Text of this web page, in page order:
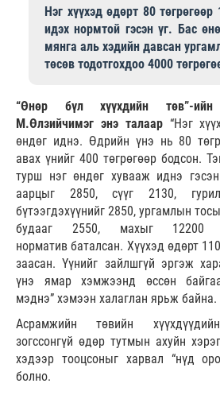
Нэг хүүхэд өдөрт 80
идэх нормтой гэсэн үг. Бас
мянга аль хэдийн давсан
төсөв тодотгохдоо 4000
“Өнөр бүл хүүхдийн төв”-
М.Өлзийчимэг энэ талаар “Нэг
өндөг иднэ. Өдрийн үнэ нь 80
авах үнийг 400 төгрөгөөр бодсон.
турш нэг өндөг хувааж иднэ
аарцыг 2850, сүүг 2130,
бүтээгдэхүүнийг 2850, ургамлын
будааг 2550, махыг 12200
норматив баталсан. Хүүхэд өдөрт
заасан. Үүнийг зайлшгүй эргэж
үнэ ямар хэмжээнд өссөн
мэднэ” хэмээн халаглан ярьж байна.
Асрамжийн төвийн
зогссонгүй өдөр тутмын ахуйн
хэдээр тооцсоныг харвал “нүд
болно.